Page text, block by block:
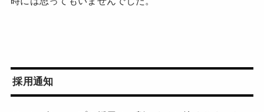
採用通知